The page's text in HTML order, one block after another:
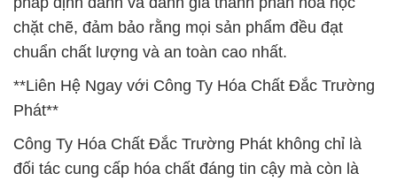
chặt chẽ, đảm bảo rằng mọi sản phẩm đều đạt
chuẩn chất lượng và an toàn cao nhất.
**Liên Hệ Ngay với Công Ty Hóa Chất Đắc Trường
Phát**
Công Ty Hóa Chất Đắc Trường Phát không chỉ là
đối tác cung cấp hóa chất đáng tin cậy mà còn là